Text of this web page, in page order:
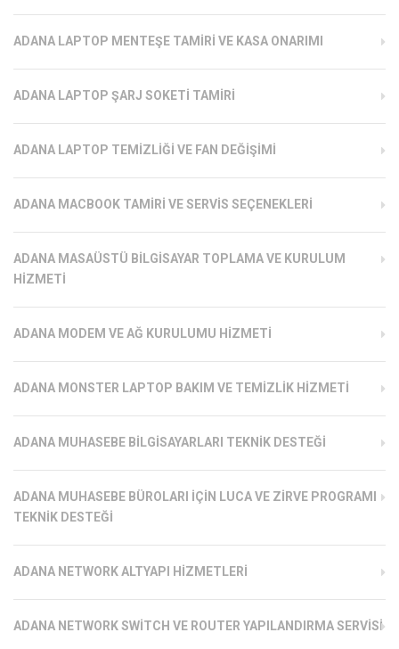
ADANA LAPTOP MENTEŞE TAMIRI VE KASA ONARIMI
ADANA LAPTOP ŞARJ SOKETI TAMIRI
ADANA LAPTOP TEMIZLIĞI VE FAN DEĞIŞIMI
ADANA MACBOOK TAMIRI VE SERVIS SEÇENEKLERI
ADANA MASAÜSTÜ BILGISAYAR TOPLAMA VE KURULUM
HIZMETI
ADANA MODEM VE AĞ KURULUMU HIZMETI
ADANA MONSTER LAPTOP BAKIM VE TEMIZLIK HIZMETI
ADANA MUHASEBE BILGISAYARLARI TEKNIK DESTEĞI
ADANA MUHASEBE BÜROLARI İÇIN LUCA VE ZIRVE PROGRAMI
TEKNIK DESTEĞI
ADANA NETWORK ALTYAPI HIZMETLERI
ADANA NETWORK SWITCH VE ROUTER YAPILANDIRMA SERVISI